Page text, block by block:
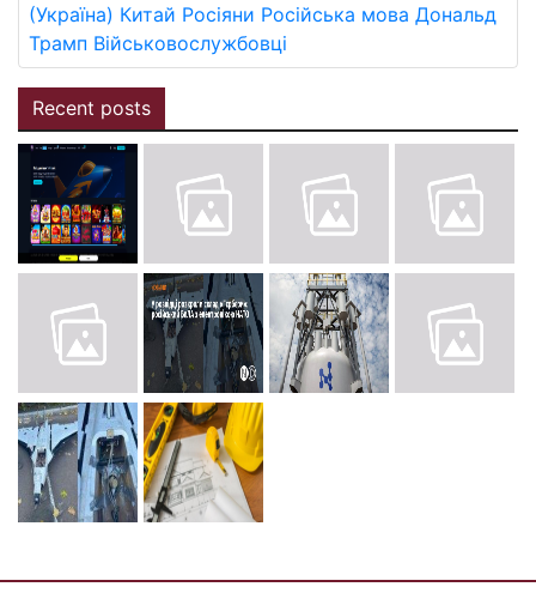
(Україна) Китай Росіяни Російська мова Дональд
Трамп Військовослужбовці
Recent posts